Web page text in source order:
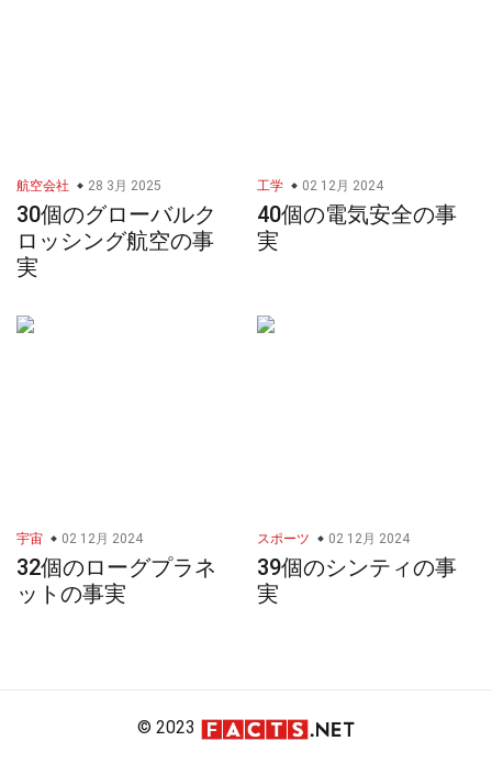
航空会社 28 3月 2025
30個のグローバルク
ロッシング航空の事
実
工学 02 12月 2024
40個の電気安全の事
実
宇宙 02 12月 2024
32個のローグプラネ
ットの事実
スポーツ 02 12月 2024
39個のシンティの事
実
© 2023